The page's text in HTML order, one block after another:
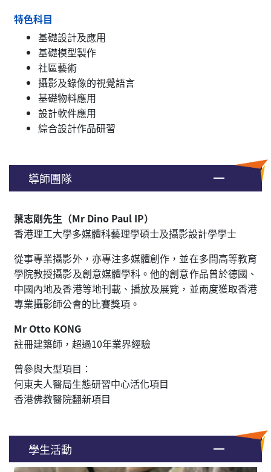
特色科目
基礎設計及應用
基礎模型製作
社區藝術
攝影及錄像的視覺語言
基礎物料應用
設計軟件應用
綜合設計作品研習
導師團隊
葉志剛先生（Mr Dino Paul IP）
香港理工大學多媒體科藝理學碩士及攝影設計學學士
從事專業攝影外，亦專注多媒體創作，並在多間高等教育
學院教授攝影及創意媒體學科。他的創意作品曾於德國、
中國內地及香港等地刊載、播放及展覽，並兩度獲取香港
專業攝影師公會的比賽獎項。
Mr Otto KONG
註冊建築師，超過10年業界經驗
曾參與大型項目：
何東夫人醫局生態研習中心活化項目
香港佛教醫院翻新項目
學生活動